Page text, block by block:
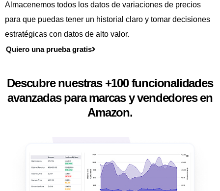
Almacenemos todos los datos de variaciones de precios
para que puedas tener un historial claro y tomar decisiones
estratégicas con datos de alto valor.
Quiero una prueba gratis
Descubre nuestras +100 funcionalidades
avanzadas para marcas y vendedores en
Amazon.